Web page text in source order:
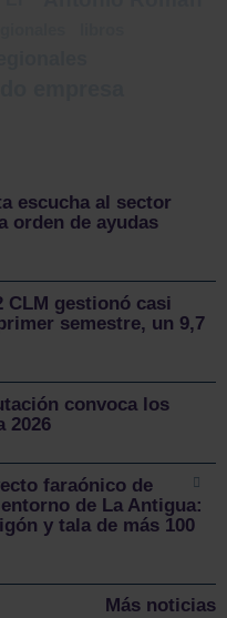
escucha al sector
orden de ayudas
CLM gestionó casi
semestre, un 9,7
convoca los
2026
faraónico de
de La Antigua:
y tala de más 100
Más noticias